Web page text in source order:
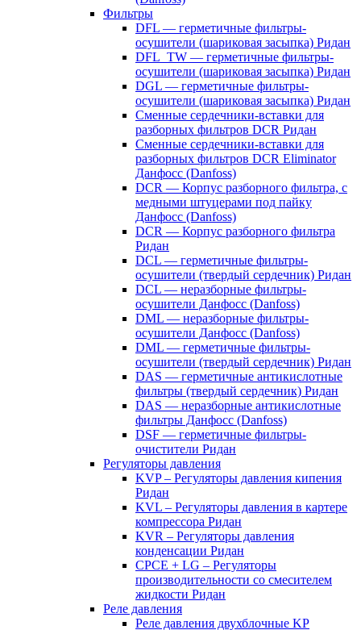
Фильтры
DFL — герметичные фильтры-
осушители (шариковая засыпка) Ридан
DFL_TW — герметичные фильтры-
осушители (шариковая засыпка) Ридан
DGL — герметичные фильтры-
осушители (шариковая засыпка) Ридан
Сменные сердечники-вставки для
разборных фильтров DCR Ридан
Сменные сердечники-вставки для
разборных фильтров DCR Eliminator
Данфосс (Danfoss)
DCR — Корпус разборного фильтра, с
медными штуцерами под пайку
Данфосс (Danfoss)
DCR — Корпус разборного фильтра
Ридан
DCL — герметичные фильтры-
осушители (твердый сердечник) Ридан
DCL — неразборные фильтры-
осушители Данфосс (Danfoss)
DML — неразборные фильтры-
осушители Данфосс (Danfoss)
DML — герметичные фильтры-
осушители (твердый сердечник) Ридан
DAS — герметичные антикислотные
фильтры (твердый сердечник) Ридан
DAS — неразборные антикислотные
фильтры Данфосс (Danfoss)
DSF — герметичные фильтры-
очистители Ридан
Регуляторы давления
KVP – Регуляторы давления кипения
Ридан
KVL – Регуляторы давления в картере
компрессора Ридан
KVR – Регуляторы давления
конденсации Ридан
CPCE + LG – Регуляторы
производительности со смесителем
жидкости Ридан
Реле давления
Реле давления двухблочные KP